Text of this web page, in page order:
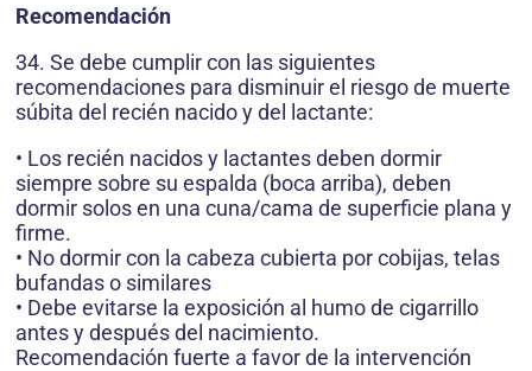
Recomendación
34. Se debe cumplir con las siguientes
recomendaciones para disminuir el riesgo de muerte
súbita del recién nacido y del lactante:
• Los recién nacidos y lactantes deben dormir
siempre sobre su espalda (boca arriba), deben
dormir solos en una cuna/cama de superficie plana y
firme.
• No dormir con la cabeza cubierta por cobijas, telas
bufandas o similares
• Debe evitarse la exposición al humo de cigarrillo
antes y después del nacimiento.
Recomendación fuerte a favor de la intervención